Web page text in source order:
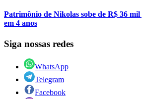
Patrimônio de Nikolas sobe de R$ 36
em 4 anos
Siga nossas redes
WhatsApp
Telegram
Facebook